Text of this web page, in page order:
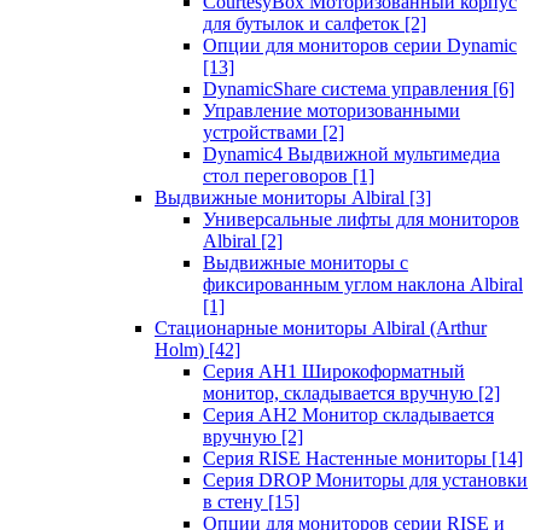
для бутылок и салфеток [2]
Опции для мониторов серии Dynamic
[13]
DynamicShare система управления [6]
Управление моторизованными
устройствами [2]
Dynamic4 Выдвижной мультимедиа
стол переговоров [1]
Выдвижные мониторы Albiral [3]
Универсальные лифты для мониторов
Albiral [2]
Выдвижные мониторы с
фиксированным углом наклона Albiral
[1]
Стационарные мониторы Albiral (Arthur
Holm) [42]
Серия AH1 Широкоформатный
монитор, складывается вручную [2]
Серия AH2 Монитор складывается
вручную [2]
Серия RISE Настенные мониторы [14]
Серия DROP Мониторы для установки
в стену [15]
Опции для мониторов серии RISE и